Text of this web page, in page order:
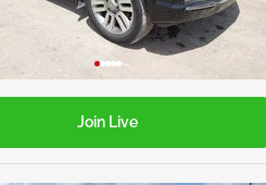
Join Live